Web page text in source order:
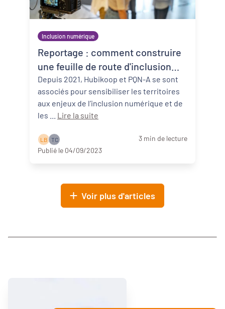
Inclusion numérique
Reportage : comment construire
une feuille de route d'inclusion
numérique ?
Depuis 2021, Hubikoop et PQN-A se sont
associés pour sensibiliser les territoires
aux enjeux de l’inclusion numérique et de
Lire la suite
L B T C
3 min de lecture
Publié le 04/09/2023
Voir plus d'articles